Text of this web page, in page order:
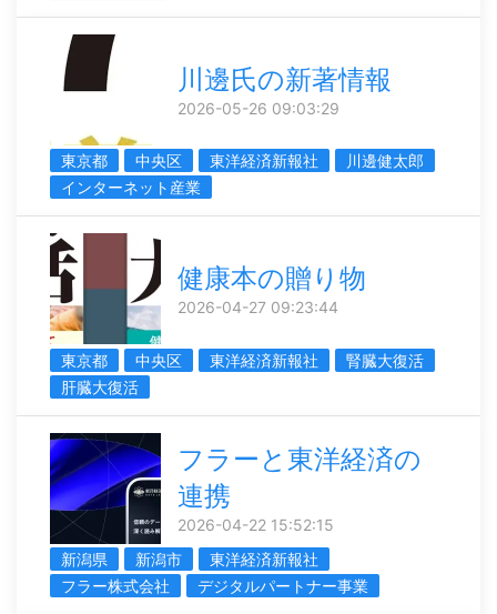
川邊氏の新著情報
2026-05-26 09:03:29
東京都 中央区 東洋経済新報社
川邊健太郎
インターネット産業
健康本の贈り物
2026-04-27 09:23:44
東京都 中央区 東洋経済新報社
腎臓大復活
肝臓大復活
フラーと東洋経済の
連携
2026-04-22 15:52:15
新潟県
新潟市
東洋経済新報社
フラー株式会社
デジタルパートナー事業